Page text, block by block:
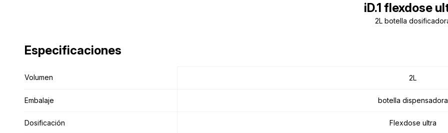
Especificaciones
Volumen
Embalaje
Dosificación
iD.1 flexdose
2L botella
Especificaciones
Volumen 2L
Embalaje botella dispensadora
Dosificación Flexdose ultra